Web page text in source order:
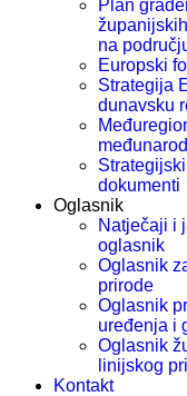
Plan
na
Europski
Strategija
dunavsku
dokumenti
Oglasnik
Natječaji i
oglasnik
Oglasnik
prirode
Oglasnik
uređenja i
Oglasnik
linijskog
Kontakt